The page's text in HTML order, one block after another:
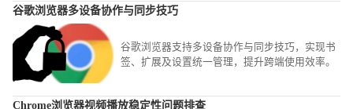
谷歌浏览器多设备协作与同步技巧
谷歌浏览器支持多设备协作与同步技巧，实现书
签、扩展及设置统一管理，提升跨端使用效率。
Chrome浏览器视频播放稳定性问题排查